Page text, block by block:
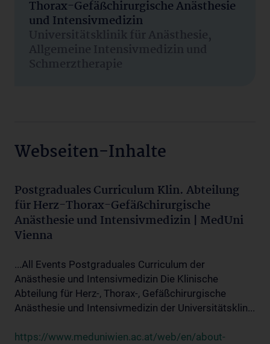
Thorax-Gefäßchirurgische Anästhesie
und Intensivmedizin
Universitätsklinik für Anästhesie,
Allgemeine Intensivmedizin und
Schmerztherapie
Webseiten-Inhalte
Postgraduales Curriculum Klin. Abteilung
für Herz-Thorax-Gefäßchirurgische
Anästhesie und Intensivmedizin | MedUni
Vienna
...All Events Postgraduales Curriculum der
Anästhesie und Intensivmedizin Die Klinische
Abteilung für Herz-, Thorax-, Gefäßchirurgische
Anästhesie und Intensivmedizin der Universitätsklin...
https://www.meduniwien.ac.at/web/en/about-